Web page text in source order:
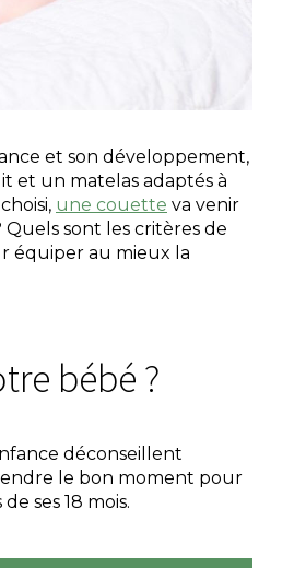
et son développement,
et un matelas adaptés à
une couette va venir
Quels sont les critères de
équiper au mieux la
bébé ?
déconseillent
le bon moment pour
ses 18 mois.